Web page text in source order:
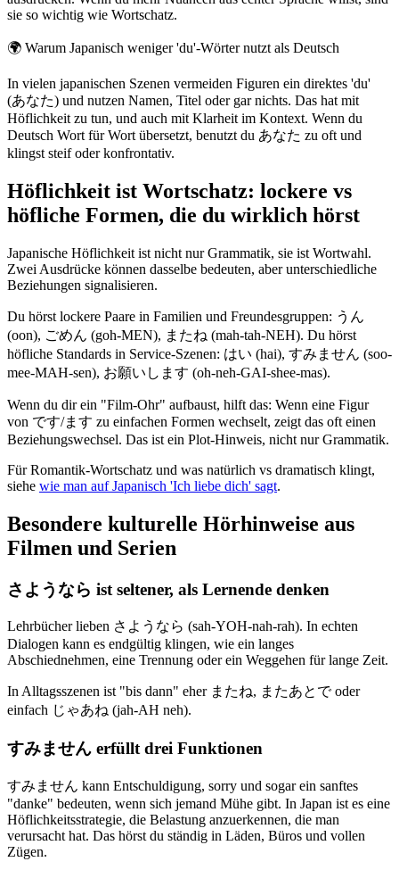
sie so wichtig wie Wortschatz.
🌍 Warum Japanisch weniger 'du'-Wörter nutzt als Deutsch
In vielen japanischen Szenen vermeiden Figuren ein direktes 'du'
(あなた) und nutzen Namen, Titel oder gar nichts. Das hat mit
Höflichkeit zu tun, und auch mit Klarheit im Kontext. Wenn du
Deutsch Wort für Wort übersetzt, benutzt du あなた zu oft und
klingst steif oder konfrontativ.
Höflichkeit ist Wortschatz: lockere vs
höfliche Formen, die du wirklich hörst
Japanische Höflichkeit ist nicht nur Grammatik, sie ist Wortwahl.
Zwei Ausdrücke können dasselbe bedeuten, aber unterschiedliche
Beziehungen signalisieren.
Du hörst lockere Paare in Familien und Freundesgruppen: うん
(oon), ごめん (goh-MEN), またね (mah-tah-NEH). Du hörst
höfliche Standards in Service-Szenen: はい (hai), すみません (soo-
mee-MAH-sen), お願いします (oh-neh-GAI-shee-mas).
Wenn du dir ein "Film-Ohr" aufbaust, hilft das: Wenn eine Figur
von です/ます zu einfachen Formen wechselt, zeigt das oft einen
Beziehungswechsel. Das ist ein Plot-Hinweis, nicht nur Grammatik.
Für Romantik-Wortschatz und was natürlich vs dramatisch klingt,
siehe wie man auf Japanisch 'Ich liebe dich' sagt.
Besondere kulturelle Hörhinweise aus
Filmen und Serien
さようなら ist seltener, als Lernende denken
Lehrbücher lieben さようなら (sah-YOH-nah-rah). In echten
Dialogen kann es endgültig klingen, wie ein langes
Abschiednehmen, eine Trennung oder ein Weggehen für lange Zeit.
In Alltagsszenen ist "bis dann" eher またね, またあとで oder
einfach じゃあね (jah-AH neh).
すみません erfüllt drei Funktionen
すみません kann Entschuldigung, sorry und sogar ein sanftes
"danke" bedeuten, wenn sich jemand Mühe gibt. In Japan ist es eine
Höflichkeitsstrategie, die Belastung anzuerkennen, die man
verursacht hat. Das hörst du ständig in Läden, Büros und vollen
Zügen.